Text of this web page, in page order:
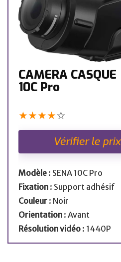
CAMERA CASQUE
10C Pro
★★★★☆
Vérifier le prix
Modèle : SENA 10C Pro
Fixation : Support adhésif
Couleur : Noir
Orientation : Avant
Résolution vidéo : 1440P